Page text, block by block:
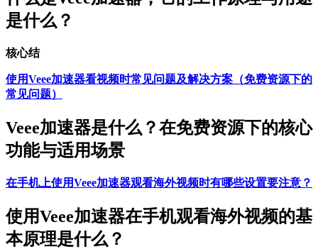
是什么？
核心结
使用Veee加速器看视频时常见问题及解决方案（免费资源下的
常见问题）
Veee加速器是什么？在免费资源下的核心
功能与适用场景
在手机上使用Veee加速器观看海外视频时有哪些设置要注意？
使用Veee加速器在手机观看海外视频的基
本原理是什么？